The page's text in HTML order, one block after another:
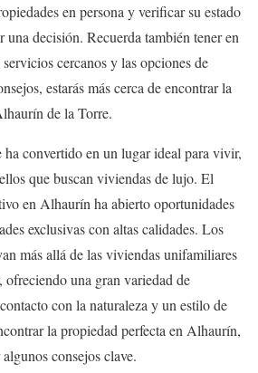
en persona y verificar su estado
una decisión. Recuerda también tener en
cercanos y las opciones de
estarás más cerca de encontrar la
de la Torre.
convertido en un lugar ideal para vivir,
que buscan viviendas de lujo. El
en Alhaurín ha abierto oportunidades
exclusivas con altas calidades. Los
más allá de las viviendas unifamiliares
ofreciendo una gran variedad de
con la naturaleza y un estilo de
la propiedad perfecta en Alhaurín,
consejos clave.